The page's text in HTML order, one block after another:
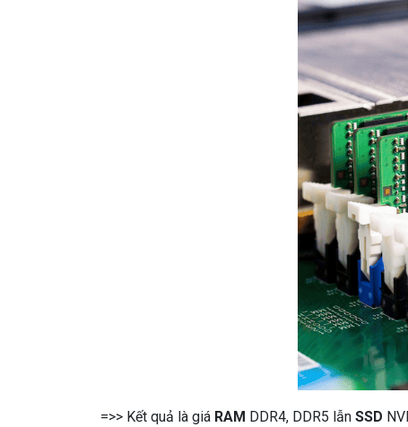
=>> Kết quả là giá RAM DDR4, DDR5 lẫn SSD